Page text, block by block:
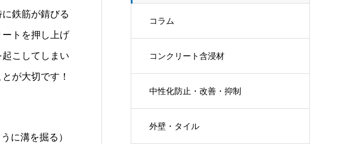
コラム
コンクリート含浸材
中性化防止・改善・抑制
外壁・タイル
鉄筋が錆びる
トを押し上げ
起こしてしまい
が大切です！
に溝を掘る）